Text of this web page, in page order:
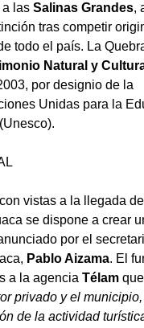
a las Salinas Grandes,
tras competir
todo el país. La
Natural y
por designio de la
Unidas para la
vistas a la llegada
se dispone a crear
por el
Pablo Aizama. El
a la agencia Télam
privado y el
de la actividad